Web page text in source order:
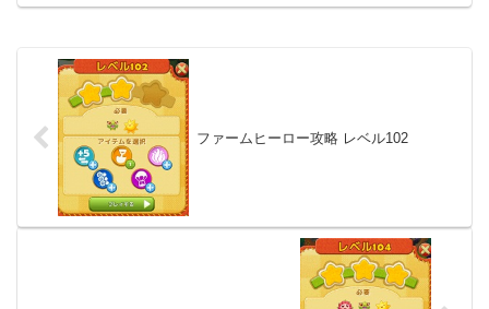
ファームヒーロー攻略 レベル102